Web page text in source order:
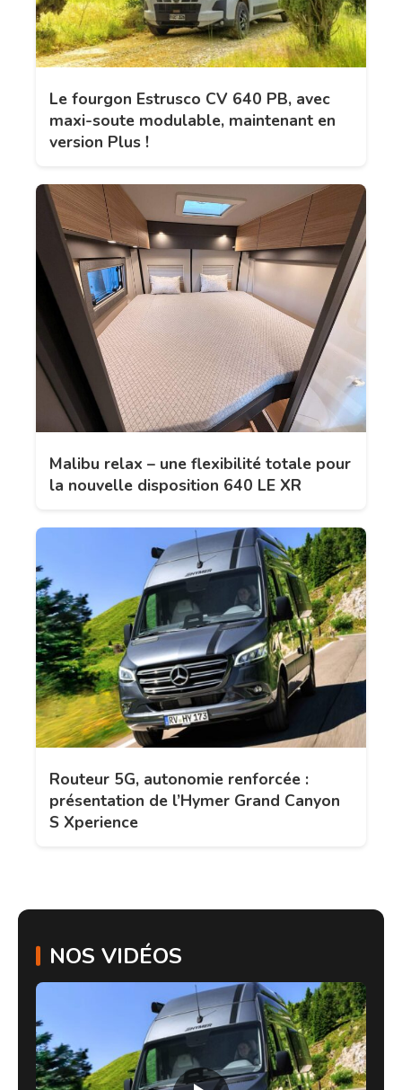
Le fourgon Estrusco CV 640 PB, avec
maxi-soute modulable, maintenant en
version Plus !
Malibu relax – une flexibilité totale pour
la nouvelle disposition 640 LE XR
Routeur 5G, autonomie renforcée :
présentation de l’Hymer Grand Canyon
S Xperience
NOS VIDÉOS